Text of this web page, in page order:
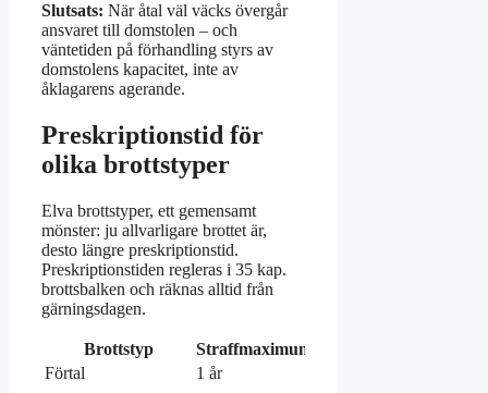
Slutsats: När åtal väl väcks övergår
ansvaret till domstolen – och
väntetiden på förhandling styrs av
domstolens kapacitet, inte av
åklagarens agerande.
Preskriptionstid för
olika brottstyper
Elva brottstyper, ett gemensamt
mönster: ju allvarligare brottet är,
desto längre preskriptionstid.
Preskriptionstiden regleras i 35 kap.
brottsbalken och räknas alltid från
gärningsdagen.
Brottstyp Straffmaximum
Förtal
1 år